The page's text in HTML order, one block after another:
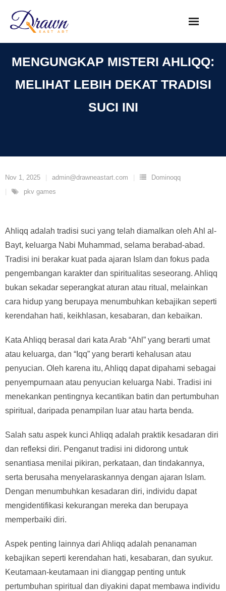
MENGUNGKAP MISTERI AHLIQQ:
MELIHAT LEBIH DEKAT TRADISI
SUCI INI
Nov 1, 2025 admin@drawneastart.com
Dominoqq
pkv games
Ahliqq adalah tradisi suci yang telah diamalkan oleh Ahl al-
Bayt, keluarga Nabi Muhammad, selama berabad-abad.
Tradisi ini berakar kuat pada ajaran Islam dan fokus pada
pengembangan karakter dan spiritualitas seseorang. Ahliqq
bukan sekadar seperangkat aturan atau ritual, melainkan
cara hidup yang berupaya menumbuhkan kebajikan seperti
kerendahan hati, keikhlasan, kesabaran, dan kebaikan.
Kata Ahliqq berasal dari kata Arab “Ahl” yang berarti umat
atau keluarga, dan “Iqq” yang berarti kehalusan atau
penyucian. Oleh karena itu, Ahliqq dapat dipahami sebagai
penyempurnaan atau penyucian keluarga Nabi. Tradisi ini
menekankan pentingnya kecantikan batin dan pertumbuhan
spiritual, daripada penampilan luar atau harta benda.
Salah satu aspek kunci Ahliqq adalah praktik kesadaran diri
dan refleksi diri. Penganut tradisi ini didorong untuk
senantiasa menilai pikiran, perkataan, dan tindakannya,
serta berusaha menyelaraskannya dengan ajaran Islam.
Dengan menumbuhkan kesadaran diri, individu dapat
mengidentifikasi kekurangan mereka dan berupaya
memperbaiki diri.
Aspek penting lainnya dari Ahliqq adalah penanaman
kebajikan seperti kerendahan hati, kesabaran, dan syukur.
Keutamaan-keutamaan ini dianggap penting untuk
pertumbuhan spiritual dan diyakini dapat membawa individu